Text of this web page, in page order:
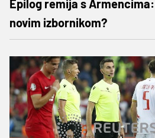
Epilog remija s
novim izbornikom?